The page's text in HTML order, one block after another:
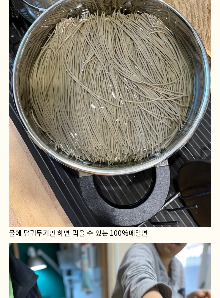
물에 담궈두기만 하면 먹을 수 있는 100%메밀면